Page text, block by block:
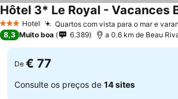
3 EstrelasHotel Quartos com vista para o mar e
Hôtel 3* Le Royal - Vacances
8,3 Muito boa 6.389 a 0.6 km de Beau
De € 77
Consulte os preços de 14 sites